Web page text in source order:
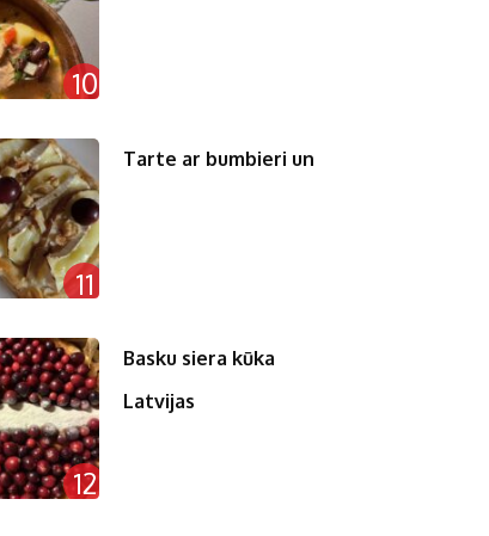
10
11
Tarte ar bumbieri un
12
Basku siera kūka
Latvijas